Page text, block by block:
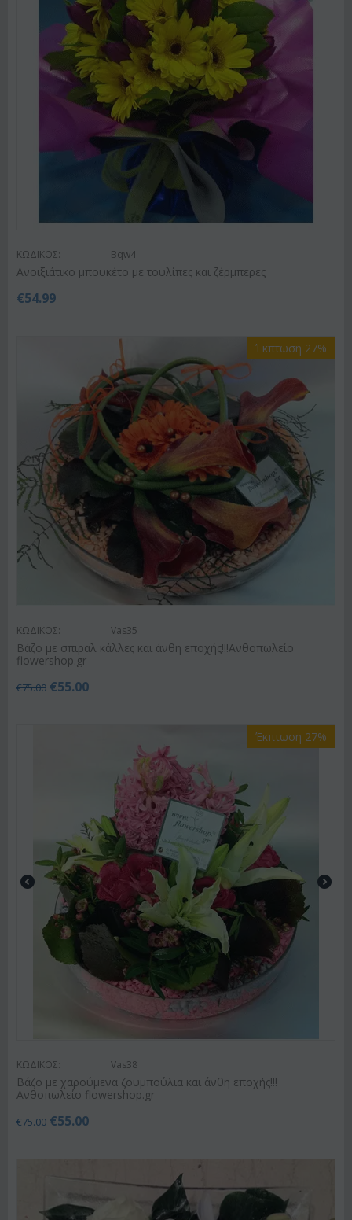
ΚΩΔΙΚΟΣ: Bqw4
Ανοιξιάτικο μπουκέτο με τουλίπες και ζέρμπερες
€54.99
Έκπτωση 27%
ΚΩΔΙΚΟΣ: Vas35
Βάζο με σπιραλ κάλλες και άνθη εποχής!!!Ανθοπωλείο
flowershop.gr
€75.00 €55.00
Έκπτωση 27%
ΚΩΔΙΚΟΣ: Vas38
Βάζο με χαρούμενα ζουμπούλια και άνθη εποχής!!!
Ανθοπωλείο flowershop.gr
€75.00 €55.00